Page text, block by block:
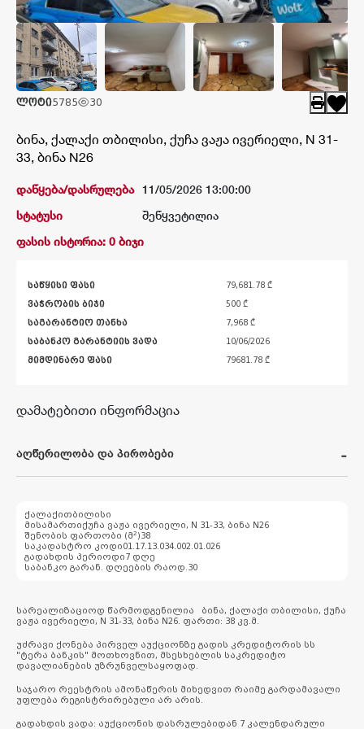
კატალოგი
შედეგები
ლოტი5785 30
ბინა, ქალაქი თბილისი, ქუჩა ვაჟა ივერიელი, N 31-
33, ბინა N26
დაწყება/დასრულება 11/05/2026 13:00:00
სტატუსი
შეწყვეტილია
ფასის ისტორია: 0 ბიჯი
საწყისი ფასი 79,681.78 ₾
ვაჭრობის ბიჯი 500 ₾
საგარანტიო თანხა 7,968 ₾
საბანკო გარანტიის ვადა 10/06/2026
მიმდინარე ფასი 79681.78 ₾
დამატებითი ინფორმაცია
აღწერილობა და პირობები
ქალაქითბილისი
მისამართიქუჩა ვაჟა ივერიელი, N 31-33, ბინა N26
შენობის ფართობი (მ2 )38
საკადასტრო კოდი01.17.13.034.002.01.026
გადახდის პერიოდი7 დღე
საბანკო გარან. დღეების რაოდ. 30
სარეალიზაციოდ წარმოდგენილია ბინა, ქალაქი თბილისი, ქუჩა
ვაჟა ივერიელი, N 31-33, ბინა N26. ფართი: 38 კვ.მ.
უძრავი ქონება პირველ აუქციონზე გადის კრედიტორის სს
"ტერა ბანკის" მოთხოვნით, მსესხებლის საკრედიტო
დავალიანების უზრუნველსაყოფად.
საჯარო რეესტრის ამონაწერის მიხედვით რაიმე გარდამავალი
უფლება რეგისტრირებული არ არის.
გადახდის ვადა: აუქციონის დასრულებიდან 7 კალენდარული